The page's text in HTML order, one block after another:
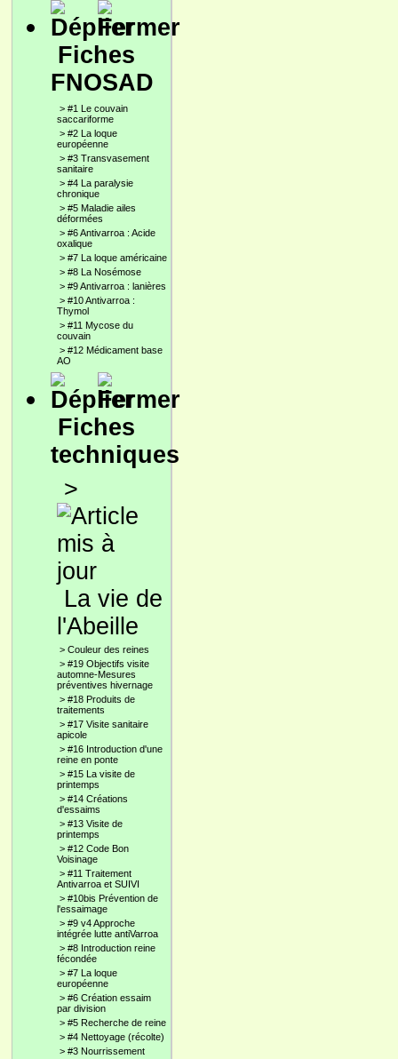
Fiches
FNOSAD
> #1 Le couvain
saccariforme
> #2 La loque
européenne
> #3 Transvasement
sanitaire
> #4 La paralysie
chronique
> #5 Maladie ailes
déformées
> #6 Antivarroa : Acide
oxalique
> #7 La loque américaine
> #8 La Nosémose
> #9 Antivarroa : lanières
> #10 Antivarroa :
Thymol
> #11 Mycose du
couvain
> #12 Médicament base
AO
Fiches
techniques
>
La vie de
l'Abeille
> Couleur des reines
> #19 Objectifs visite
automne-Mesures
préventives hivernage
> #18 Produits de
traitements
> #17 Visite sanitaire
apicole
> #16 Introduction d'une
reine en ponte
> #15 La visite de
printemps
> #14 Créations
d'essaims
> #13 Visite de
printemps
> #12 Code Bon
Voisinage
> #11 Traitement
Antivarroa et SUIVI
> #10bis Prévention de
l'essaimage
> #9 v4 Approche
intégrée lutte antiVarroa
> #8 Introduction reine
fécondée
> #7 La loque
européenne
> #6 Création essaim
par division
> #5 Recherche de reine
> #4 Nettoyage (récolte)
> #3 Nourrissement